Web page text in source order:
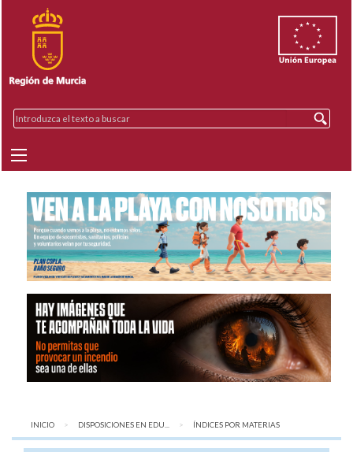
INICIO DISPOSICIONES EN EDU... AQUÍ:
ÍNDICES POR MATERIAS